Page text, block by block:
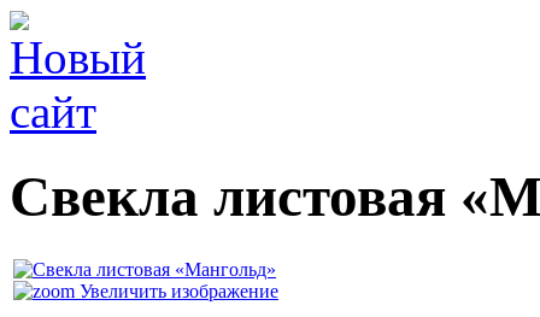
Свекла листовая
Увеличить изображение